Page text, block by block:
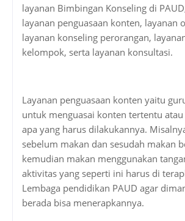
layanan Bimbingan Konseling di
layanan penguasaan konten, layanan
layanan konseling perorangan,
kelompok, serta layanan konsultasi.
Layanan penguasaan konten yaitu
untuk menguasai konten tertentu
apa yang harus dilakukannya.
sebelum makan dan sesudah makan
kemudian makan menggunakan
aktivitas yang seperti ini harus di
Lembaga pendidikan PAUD agar
berada bisa menerapkannya.